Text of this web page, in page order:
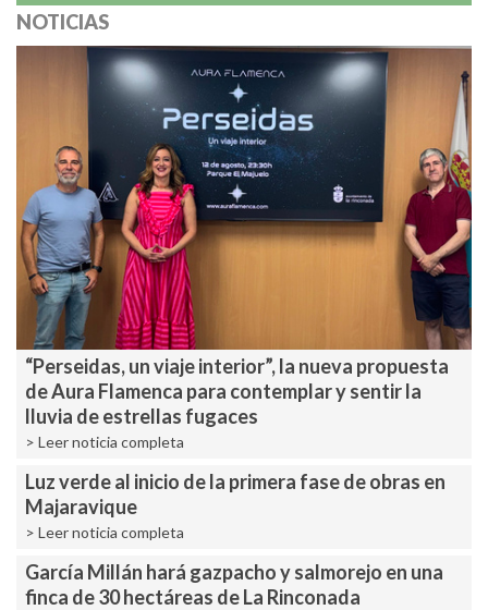
NOTICIAS
“Perseidas, un viaje interior”, la nueva propuesta
de Aura Flamenca para contemplar y sentir la
lluvia de estrellas fugaces
> Leer noticia completa
Luz verde al inicio de la primera fase de obras en
Majaravique
> Leer noticia completa
García Millán hará gazpacho y salmorejo en una
finca de 30 hectáreas de La Rinconada